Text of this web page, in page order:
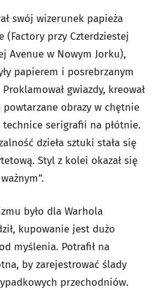
swój wizerunek papieża
(Factory przy Czterdziestej
Avenue w Nowym Jorku),
papierem i posrebrzanym
gwiazdy, kreował
obrazy w chętnie
serigrafii na płótnie.
dzieła sztuki stała się
Styl z kolei okazał się
było dla Warhola
kupowanie jest dużo
myślenia. Potrafił na
by zarejestrować ślady
przechodniów.